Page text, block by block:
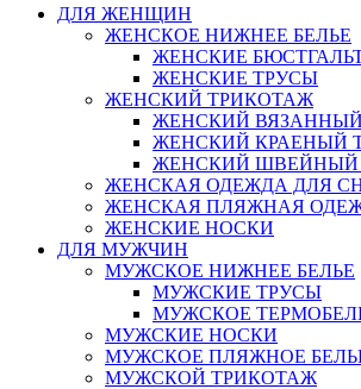
ДЛЯ ЖЕНЩИН
ЖЕНСКОЕ НИЖНЕЕ БЕЛЬЕ
ЖЕНСКИЕ
ЖЕНСКИЕ ТРУСЫ
ЖЕНСКИЙ ТРИКОТАЖ
ЖЕНСКИЙ
ЖЕНСКИЙ КРАЕНЫЙ
ЖЕНСКИЙ ШВЕЙНЫЙ
ЖЕНСКАЯ ОДЕЖДА ДЛЯ
ЖЕНСКАЯ ПЛЯЖНАЯ
ЖЕНСКИЕ НОСКИ
ДЛЯ МУЖЧИН
МУЖСКОЕ НИЖНЕЕ БЕЛЬЕ
МУЖСКИЕ ТРУСЫ
МУЖСКОЕ
МУЖСКИЕ НОСКИ
МУЖСКОЕ ПЛЯЖНОЕ
МУЖСКОЙ ТРИКОТАЖ